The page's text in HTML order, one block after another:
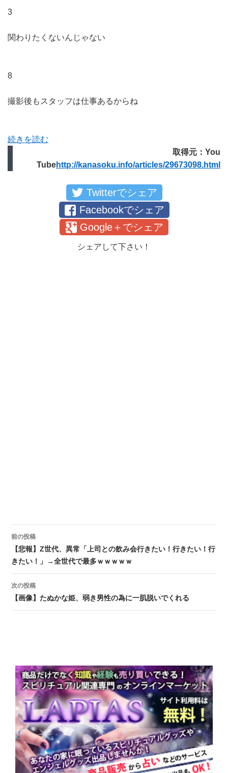
3
関わりたくないんじゃない
8
撮影後もスタッフは仕事あるからね
続きを読む
取得元：You
Tubehttp://kanasoku.info/articles/29673098.html
Twitterでシェア
Facebookでシェア
Google＋でシェア
シェアして下さい！
投稿ナビゲーション
前の投稿
【悲報】Z世代、異常「上司との飲み会行きたい！行きたい！行
きたい！」→全世代で最多ｗｗｗｗｗ
次の投稿
【画像】たぬかな姫、弱き男性の為に一肌脱いでくれる